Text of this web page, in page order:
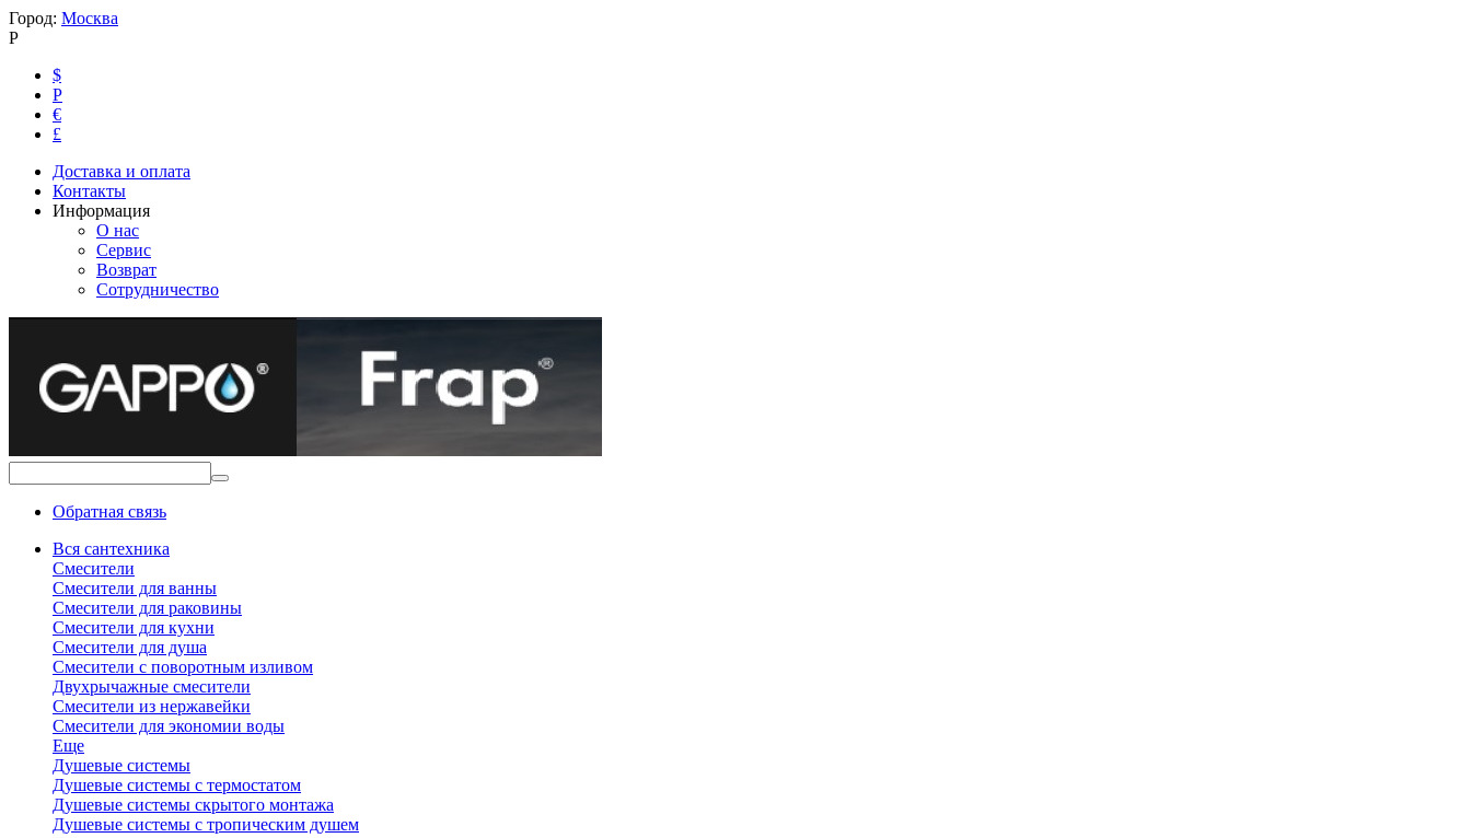
Город: Москва
Р
$
Р
€
£
Доставка и оплата
Контакты
Информация
О нас
Сервис
Возврат
Сотрудничество
Обратная связь
Вся сантехника
Смесители
Смесители для ванны
Смесители для раковины
Смесители для кухни
Смесители для душа
Смесители с поворотным изливом
Двухрычажные смесители
Смесители из нержавейки
Смесители для экономии воды
Еще
Душевые системы
Душевые системы с термостатом
Душевые системы скрытого монтажа
Душевые системы с тропическим душем